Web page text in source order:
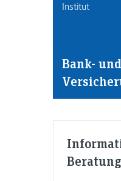
Institut
Bank- und
Beratung